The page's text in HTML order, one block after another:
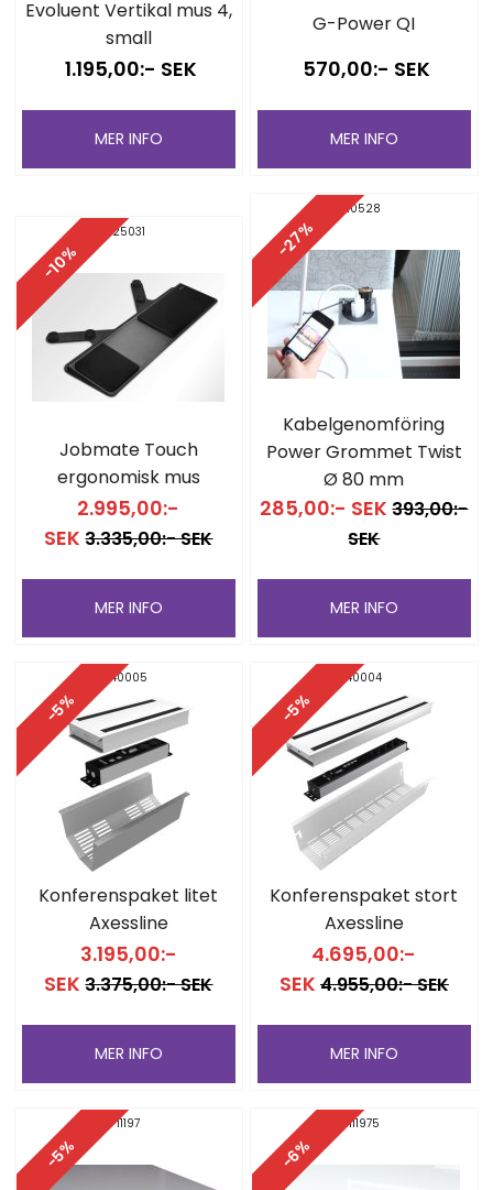
Evoluent Vertikal mus 4,
small
1.195,00:- SEK
MER INFO
G-Power QI
570,00:- SEK
MER INFO
-10%
25031
Jobmate Touch
ergonomisk mus
2.995,00:-
SEK 3.335,00:- SEK
MER INFO
-27%
10528
Kabelgenomföring
Power Grommet Twist
Ø 80 mm
285,00:- SEK 393,00:-
SEK
MER INFO
-5%
40005
Konferenspaket litet
Axessline
3.195,00:-
SEK 3.375,00:- SEK
MER INFO
-5%
40004
Konferenspaket stort
Axessline
4.695,00:-
SEK 4.955,00:- SEK
MER INFO
-5%
11197
-6%
111975